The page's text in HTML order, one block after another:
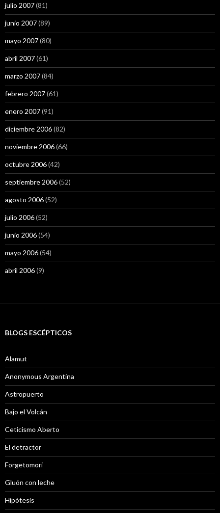
julio 2007(81)
junio 2007(89)
mayo 2007(80)
abril 2007(61)
marzo 2007(84)
febrero 2007(61)
enero 2007(91)
diciembre 2006(82)
noviembre 2006(66)
octubre 2006(42)
septiembre 2006(52)
agosto 2006(52)
julio 2006(52)
junio 2006(54)
mayo 2006(54)
abril 2006(9)
BLOGS ESCÉPTICOS
Alamut
Anonymous Argentina
Astropuerto
Bajo el Volcán
Ceticismo Aberto
El detractor
Forgetomori
Gluón con leche
Hipótesis